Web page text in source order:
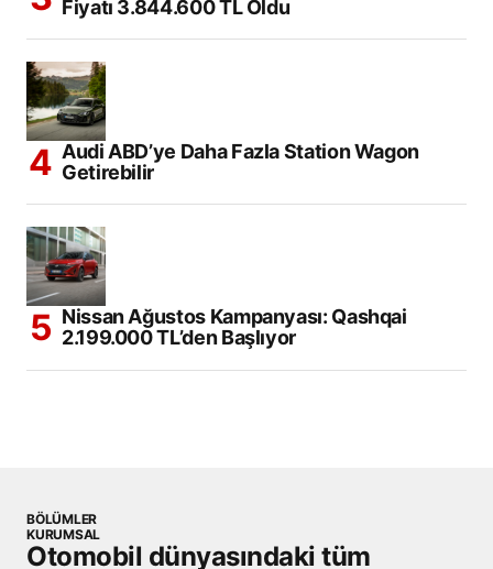
Fiyatı 3.844.600 TL Oldu
Audi ABD’ye Daha Fazla Station Wagon
Getirebilir
Nissan Ağustos Kampanyası: Qashqai
2.199.000 TL’den Başlıyor
BÖLÜMLER
KURUMSAL
Otomobil dünyasındaki tüm